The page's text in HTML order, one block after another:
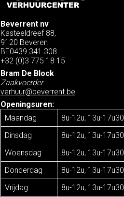
Beverrent nv
Kasteeldreef 88,
9120 Beveren
BE0439.341.308
+32 (0)3 775 18 15
Bram De Block
Zaakvoerder
verhuur@beverrent.be
Openingsuren:
Maandag
8u-12u, 13u-17u30
Dinsdag
8u-12u, 13u-17u30
Woensdag
8u-12u, 13u-17u30
Donderdag
8u-12u, 13u-17u30
Vrijdag
8u-12u, 13u-17u30